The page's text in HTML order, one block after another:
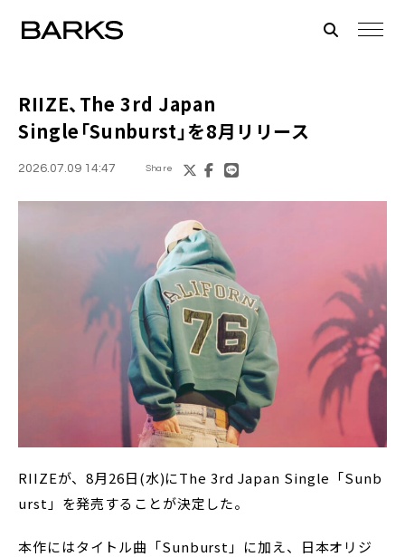
RIIZE、The 3rd Japan
Single「Sunburst」を8月リリース
2026.07.09 14:47 Share
RIIZEが、8月26日(水)にThe 3rd Japan Single「Sunb
urst」を発売することが決定した。
本作にはタイトル曲「Sunburst」に加え、日本オリジ